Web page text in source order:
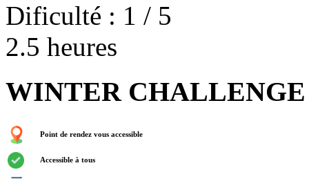
Dificulté : 1 / 5
2.5 heures
WINTER CHALLENGE
Point de rendez vous accessible
Accessible à tous